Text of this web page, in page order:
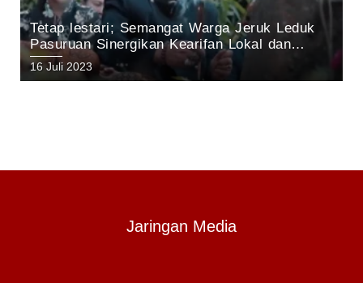
Tetap lestari; Semangat Warga Jeruk Leduk
Pasuruan Sinergikan Kearifan Lokal dan
Pelestarian Alam di Kawasan Gunung Arjuno
16 Juli 2023
Jaringan Media